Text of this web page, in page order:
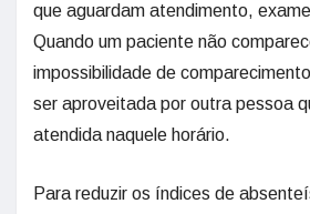
que aguardam atendimento,
Quando um paciente não
impossibilidade de
ser aproveitada por outra pessoa
atendida naquele horário.
Para reduzir os índices de